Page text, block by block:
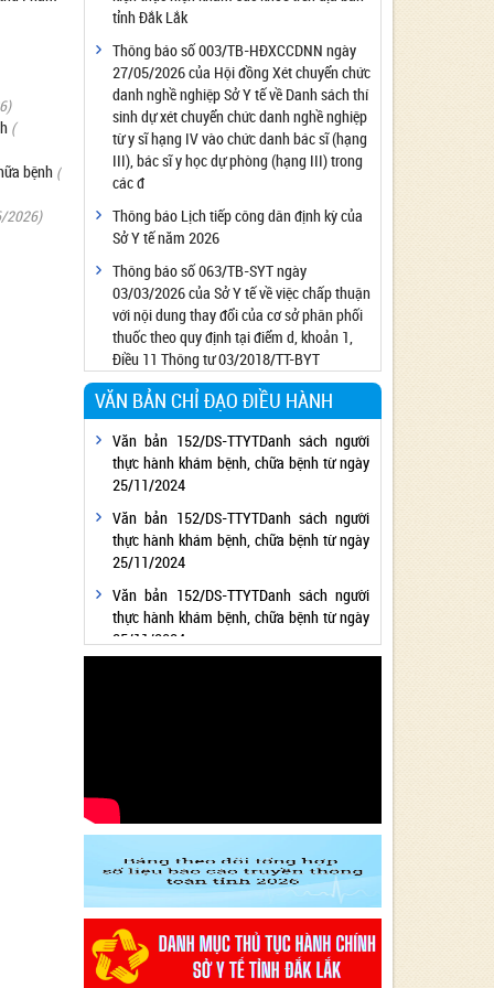
(
bệnh (
2026)
Công bố đủ điều kiện cung cấp dịch vụ diệt
côn trùng, diệt khuẩn bằng chế phẩm
Công bố cơ sở đủ điều kiện quan trắc môi
trường lao động
Công bố hồ sơ về trang thiết bị y tế
Công bố cơ sở đủ điều kiện tiêm chủng
Cơ sở Massage đủ điều kiện hoạt động
Cơ sở thẩm mỹ đủ điều kiện hoạt động
tỉnh Đắk Lắk
Thông báo số 003/TB-HĐXCCDNN ngày
27/05/2026 của Hội đồng Xét chuyển chức
danh nghề nghiệp Sở Y tế về Danh sách thí
sinh dự xét chuyển chức danh nghề nghiệp
từ y sĩ hạng IV vào chức danh bác sĩ (hạng
III), bác sĩ y học dự phòng (hạng III) trong
các đ
Thông báo Lịch tiếp công dân định kỳ của
Sở Y tế năm 2026
Thông báo số 063/TB-SYT ngày
03/03/2026 của Sở Y tế về việc chấp thuận
với nội dung thay đổi của cơ sở phân phối
thuốc theo quy định tại điểm d, khoản 1,
Điều 11 Thông tư 03/2018/TT-BYT
VĂN BẢN CHỈ ĐẠO ĐIỀU HÀNH
Văn bản 152/DS-TTYTDanh sách người
thực hành khám bệnh, chữa bệnh từ ngày
25/11/2024
Văn bản 152/DS-TTYTDanh sách người
thực hành khám bệnh, chữa bệnh từ ngày
25/11/2024
Văn bản 152/DS-TTYTDanh sách người
thực hành khám bệnh, chữa bệnh từ ngày
25/11/2024
2024 - Lĩnh vực Y tế
Văn bản 24/KH-SYT về việc thực hiện
Chương trình hành động thực hiện Nghị
quyết số 01/NQ-CP ngày 05/01/2024 của
Chính phủ về nhiệm vụ, giải pháp chủ yếu
thực hiện Kế hoạch phát triển kinh tế - xã
hội và Dự toán ngân sách nhà nước năm
2024 - Lĩnh vực Y tế